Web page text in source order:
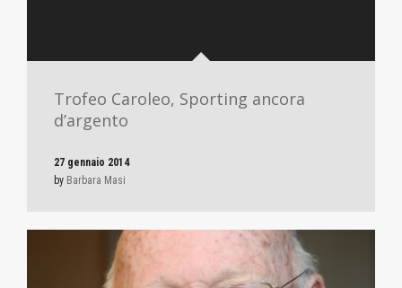
Trofeo Caroleo, Sporting ancora
d’argento
27 gennaio 2014
by Barbara Masi